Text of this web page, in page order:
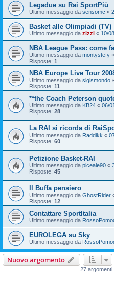
Legadue su Rai SportPiù
Ultimo messaggio da sensomc «
Basket alle Olimpiadi (TV)
Ultimo messaggio da zizzi « 10/
NBA League Pass: come
Ultimo messaggio da montystefy «
Risposte: 1
NBA Europe Live Tour
Ultimo messaggio da sigismondo
Risposte: 11
**the Coach Peterson
Ultimo messaggio da KB24 « 06/
Risposte: 28
La RAI si ricorda di
Ultimo messaggio da Raddikk «
Risposte: 60
Petizione Basket-RAI
Ultimo messaggio da piceale90 «
Risposte: 45
Il Buffa pensiero
Ultimo messaggio da GhostRider
Risposte: 12
Contattare SportItalia
Ultimo messaggio da
EUROLEGA su Sky
Ultimo messaggio da
Nuovo argomento
27 argomenti